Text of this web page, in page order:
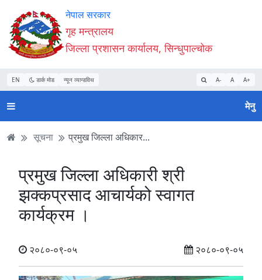
Accessibility
Mode
सुरु
गर्नुहोस्
सामाग्री
पढ्नुहाेस्
नेभिगेसन
पढ्नुहाेस्
वेबसाइट
खोजमा
जानुहोस्
नेपाल सरकार
गृह मन्त्रालय
जिल्ला प्रशासन कार्यालय, सिन्धुपाल्चोक
EN डार्क मोड न्यून व्यान्डविथ A- A A+
मेनु
सूचना प्रमुख जिल्ला अधिकार...
प्रमुख जिल्ला अधिकारी श्री
झक्कप्रसाद आचार्यको स्वागत
कार्यक्रम ।
२०८०-०९-०५ २०८०-०९-०५